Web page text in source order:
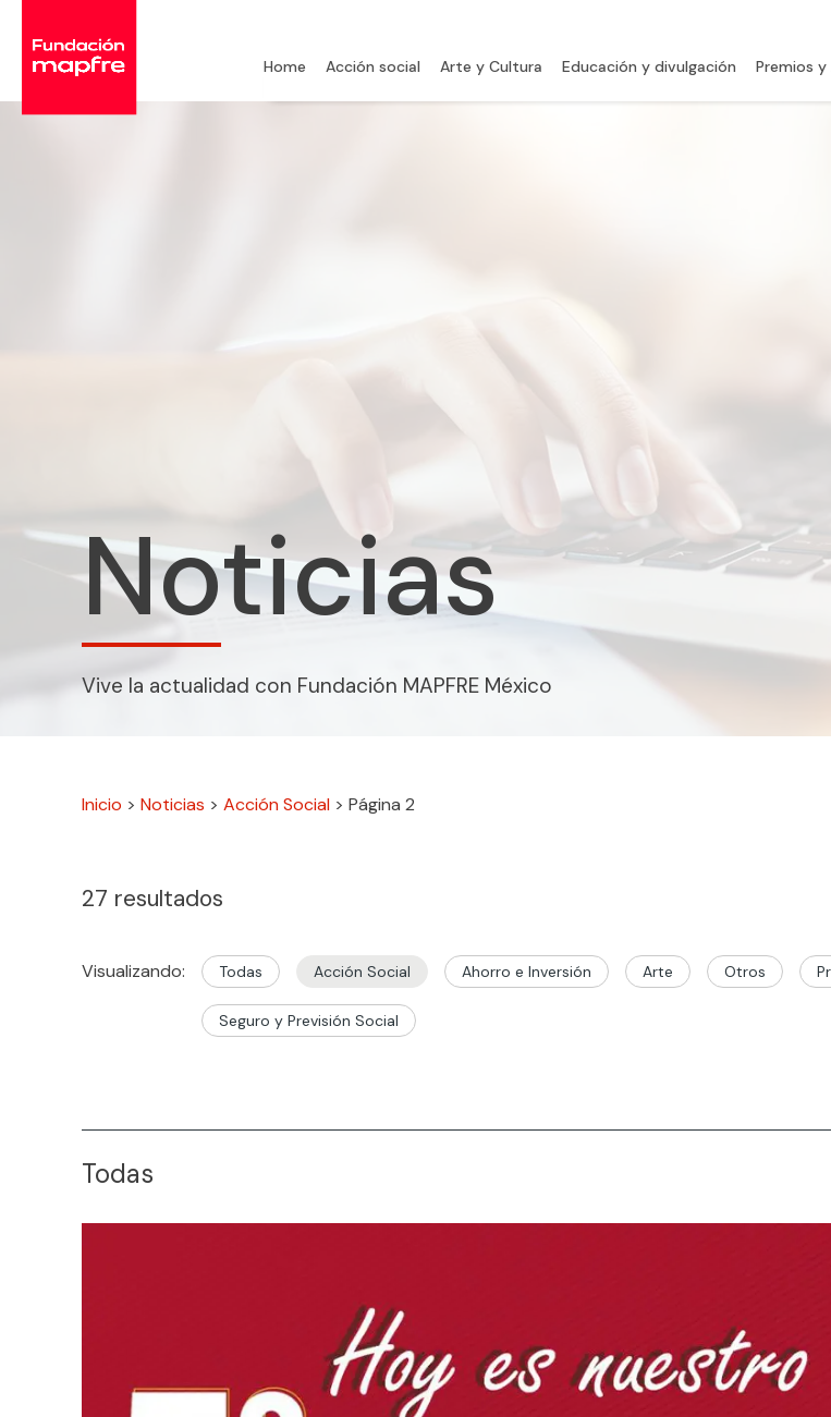
Home Acción social Arte y Cultura Educación y divulgación Premios y
Noticias
Vive la actualidad con Fundación MAPFRE México
Inicio > Noticias > Acción Social > Página 2
27 resultados
Visualizando: Todas Acción Social Ahorro e Inversión Arte Otros
Seguro y Previsión Social
Todas